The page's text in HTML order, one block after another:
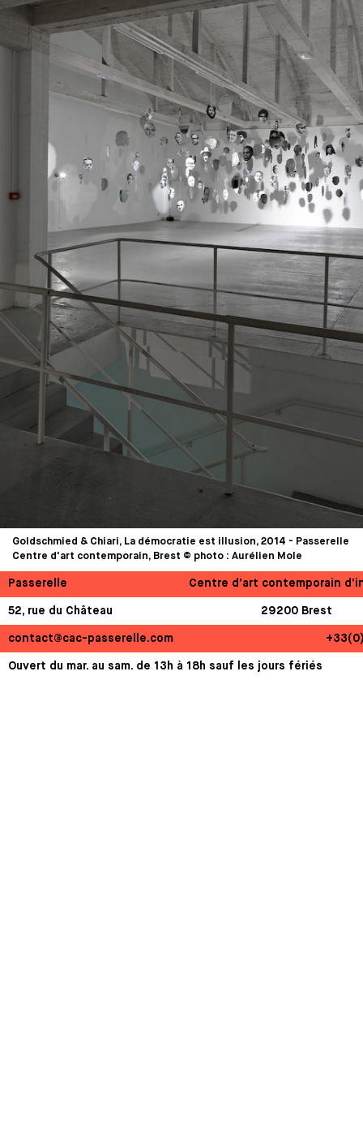
Goldschmied & Chiari, La démocratie est illusion, 2014 - Passerelle
Centre d'art contemporain, Brest © photo : Aurélien Mole
Passerelle Centre d’art contemporain
52, rue du Château 29200 Brest
contact@cac-passerelle.com
Ouvert du mar. au sam. de 13h à 18h sauf les jours fériés